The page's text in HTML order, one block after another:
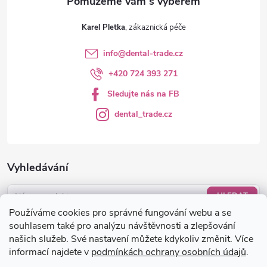
Používáme cookies pro správné fungování webu a se
souhlasem také pro analýzu návštěvnosti a zlepšování
našich služeb. Své nastavení můžete kdykoliv změnit. Více
informací najdete v podmínkách ochrany osobních údajů.
Vyhledávání
HLEDAT
Nákupní košík
0KS /0 KČ
Karel Pletka
info@dental-trade.cz
+420 724 393 271
Sledujte nás na FB
dental_trade.cz